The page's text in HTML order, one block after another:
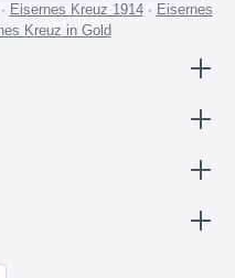
Eisernes Kreuz 1914· Eisernes
Kreuz in Gold